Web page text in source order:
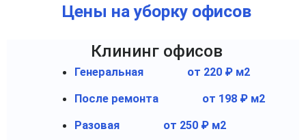
Цены на уборку офисов
Клининг офисов
Генеральная от 220 ₽ м2
После ремонта от 198 ₽ м2
Разовая от 250 ₽ м2